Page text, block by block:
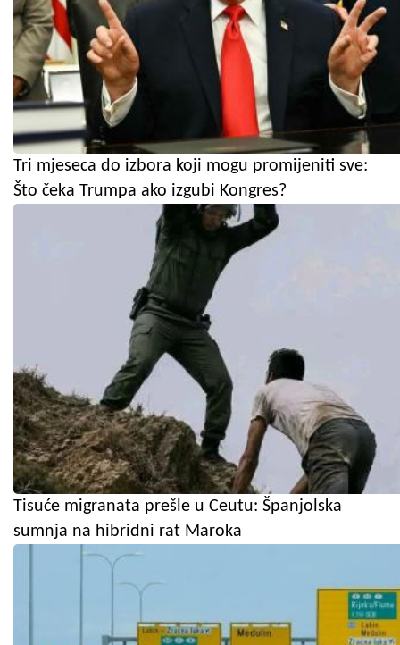
Tri mjeseca do izbora koji mogu promijeniti sve:
Što čeka Trumpa ako izgubi Kongres?
Tisuće migranata prešle u Ceutu: Španjolska
sumnja na hibridni rat Maroka